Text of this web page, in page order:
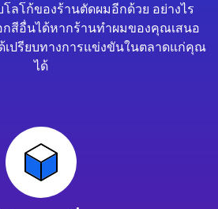
ลโก้ของร้านตัดผมอีกด้วย อย่างไร
สีอื่นได้หากร้านทำผมของคุณเสนอ
เปรียบทางการแข่งขันในตลาดแก่คุณ
ได้